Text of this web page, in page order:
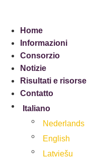
Home
Informazioni
Consorzio
Notizie
Risultati e risorse
Contatto
Italiano
Nederlands
English
Latviešu